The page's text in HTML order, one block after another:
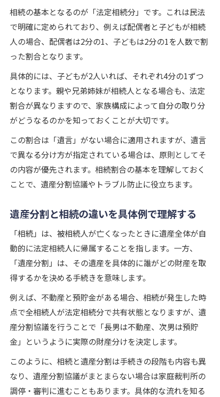
相続の基本となるのが「法定相続分」です。これは民法
で明確に定められており、例えば配偶者と子どもが相続
人の場合、配偶者は2分の1、子どもは2分の1を人数で割
った割合となります。
具体的には、子どもが2人いれば、それぞれ4分の1ずつ
となります。親や兄弟姉妹が相続人となる場合も、法定
割合が異なりますので、家族構成によって自分の取り分
がどうなるのかを知っておくことが大切です。
この割合は「遺言」がない場合に適用されますが、遺言
で異なる分け方が指定されている場合は、原則としてそ
の内容が優先されます。相続割合の基本を理解しておく
ことで、遺産分割協議やトラブル防止に役立ちます。
遺産分割と相続の違いを具体例で理解する
「相続」は、被相続人が亡くなったときに遺産全体が自
動的に法定相続人に帰属することを指します。一方、
「遺産分割」は、その遺産を具体的に誰がどの財産を取
得するかを決める手続きを意味します。
例えば、不動産と預貯金がある場合、相続が発生した時
点で全相続人が法定相続分で共有状態となりますが、遺
産分割協議を行うことで「長男は不動産、次男は預貯
金」というように実際の財産分けを決定します。
このように、相続と遺産分割は手続きの段階も内容も異
なり、遺産分割協議がまとまらない場合は家庭裁判所の
調停・審判に進むこともあります。具体的な流れを知る